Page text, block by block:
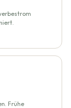
Frühe